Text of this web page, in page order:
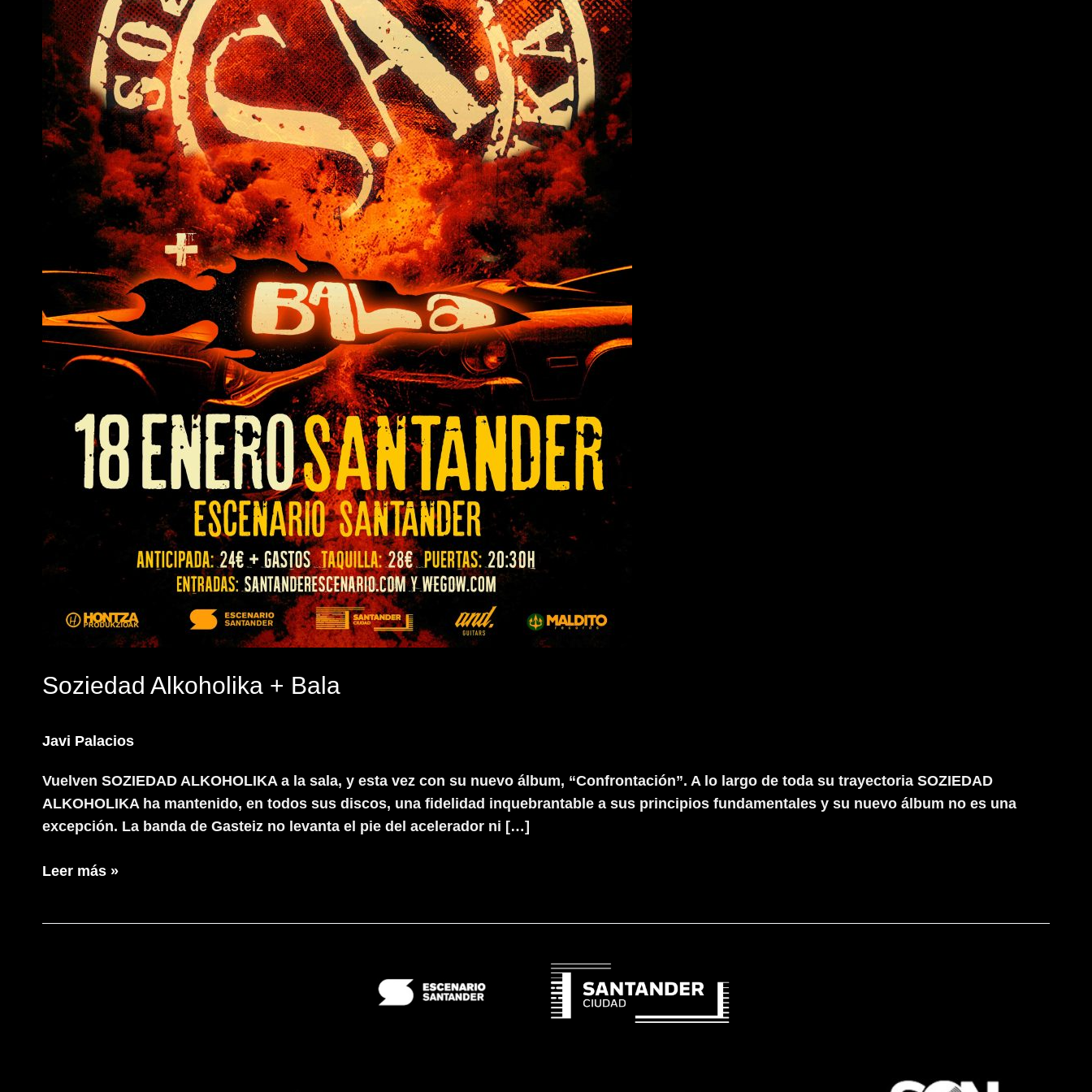
Soziedad Alkoholika + Bala
Javi Palacios
Vuelven SOZIEDAD ALKOHOLIKA a la sala, y esta vez con su nuevo álbum, “Confrontación”. A lo largo de toda su trayectoria SOZIEDAD
ALKOHOLIKA ha mantenido, en todos sus discos, una fidelidad inquebrantable a sus principios fundamentales y su nuevo álbum no es una
excepción. La banda de Gasteiz no levanta el pie del acelerador ni […]
Soziedad
Leer más »